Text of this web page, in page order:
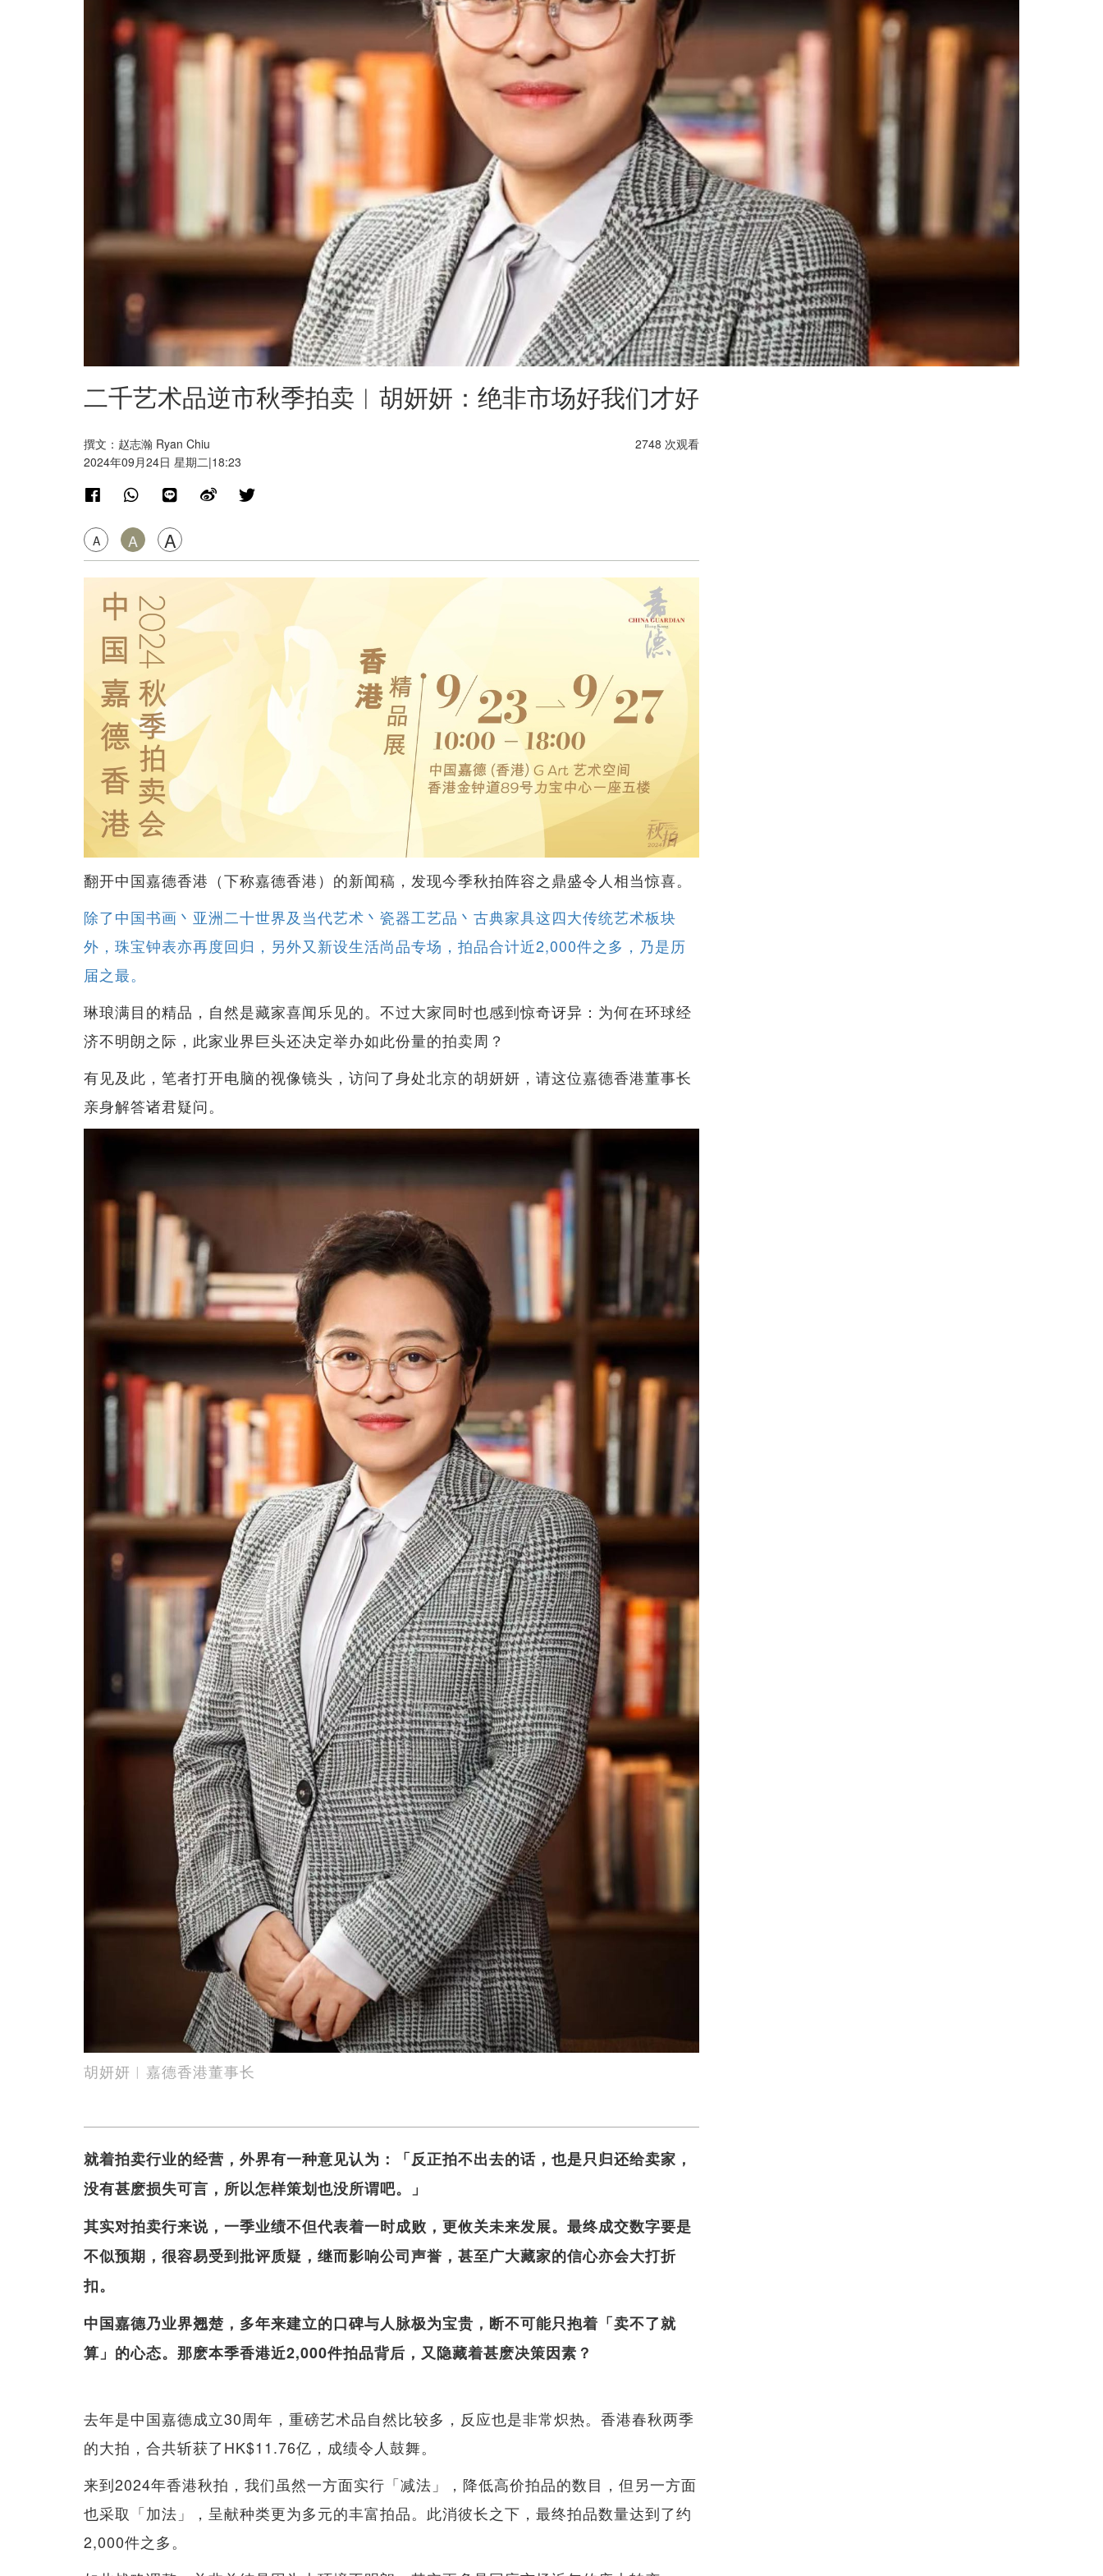
二千艺术品逆市秋季拍卖︱胡妍妍：绝非市场好我们才好
撰文：赵志瀚 Ryan Chiu
2024年09月24日 星期二|18:23
A A A
2748 次观看
翻开中国嘉德香港（下称嘉德香港）的新闻稿，发现今季秋拍阵容之鼎盛令人相当惊喜。
除了中国书画丶亚洲二十世界及当代艺术丶瓷器工艺品丶古典家具这四大传统艺术板块
外，珠宝钟表亦再度回归，另外又新设生活尚品专场，拍品合计近2,000件之多，乃是历
届之最。
琳琅满目的精品，自然是藏家喜闻乐见的。不过大家同时也感到惊奇讶异：为何在环球经
济不明朗之际，此家业界巨头还决定举办如此份量的拍卖周？
有见及此，笔者打开电脑的视像镜头，访问了身处北京的胡妍妍，请这位嘉德香港董事长
亲身解答诸君疑问。
胡妍妍︱嘉德香港董事长
就着拍卖行业的经营，外界有一种意见认为：「反正拍不出去的话，也是只归还给卖家，
没有甚麽损失可言，所以怎样策划也没所谓吧。」
其实对拍卖行来说，一季业绩不但代表着一时成败，更攸关未来发展。最终成交数字要是
不似预期，很容易受到批评质疑，继而影响公司声誉，甚至广大藏家的信心亦会大打折
扣。
中国嘉德乃业界翘楚，多年来建立的口碑与人脉极为宝贵，断不可能只抱着「卖不了就
算」的心态。那麽本季香港近2,000件拍品背后，又隐藏着甚麽决策因素？
去年是中国嘉德成立30周年，重磅艺术品自然比较多，反应也是非常炽热。香港春秋两季
的大拍，合共斩获了HK$11.76亿，成绩令人鼓舞。
来到2024年香港秋拍，我们虽然一方面实行「减法」，降低高价拍品的数目，但另一方面
也采取「加法」，呈献种类更为多元的丰富拍品。此消彼长之下，最终拍品数量达到了约
2,000件之多。